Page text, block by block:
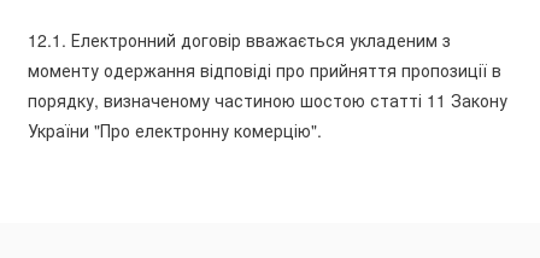
12.1. Електронний договір вважається укладеним з
моменту одержання відповіді про прийняття пропозиції в
порядку, визначеному частиною шостою статті 11 Закону
України "Про електронну комерцію".